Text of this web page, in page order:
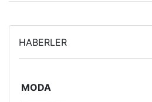
HABERLER
MODA